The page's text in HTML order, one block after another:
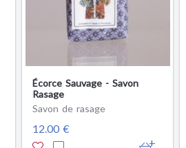
Écorce Sauvage - Savon
Rasage
Savon de rasage
12.00 €